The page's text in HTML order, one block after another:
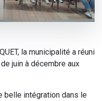
la municipalité a réuni
juin à décembre aux
belle intégration dans le